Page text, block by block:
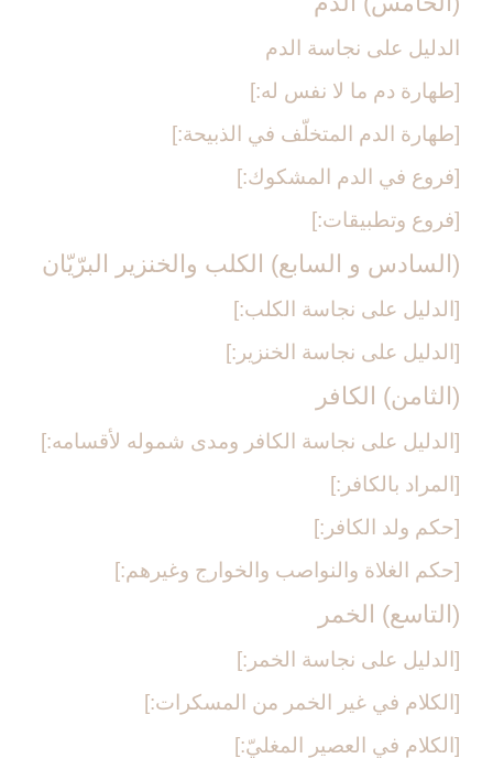
الدليل على نجاسة الدم
[طهارة دم ما لا نفس له:]
[طهارة الدم المتخلّف في الذبيحة:]
[فروع في الدم المشكوك:]
[فروع وتطبيقات:]
(السادس و السابع) الكلب والخنزير البرّيّان‏
[الدليل على نجاسة الكلب:]
[الدليل على نجاسة الخنزير:]
(الثامن) الكافر
[الدليل على نجاسة الكافر ومدى شموله لأقسامه:]
[المراد بالكافر:]
[حكم ولد الكافر:]
[حكم الغلاة والنواصب والخوارج وغيرهم:]
(التاسع) الخمر
[الدليل على نجاسة الخمر:]
[الكلام في غير الخمر من المسكرات:]
[الكلام في العصير المغليّ:]